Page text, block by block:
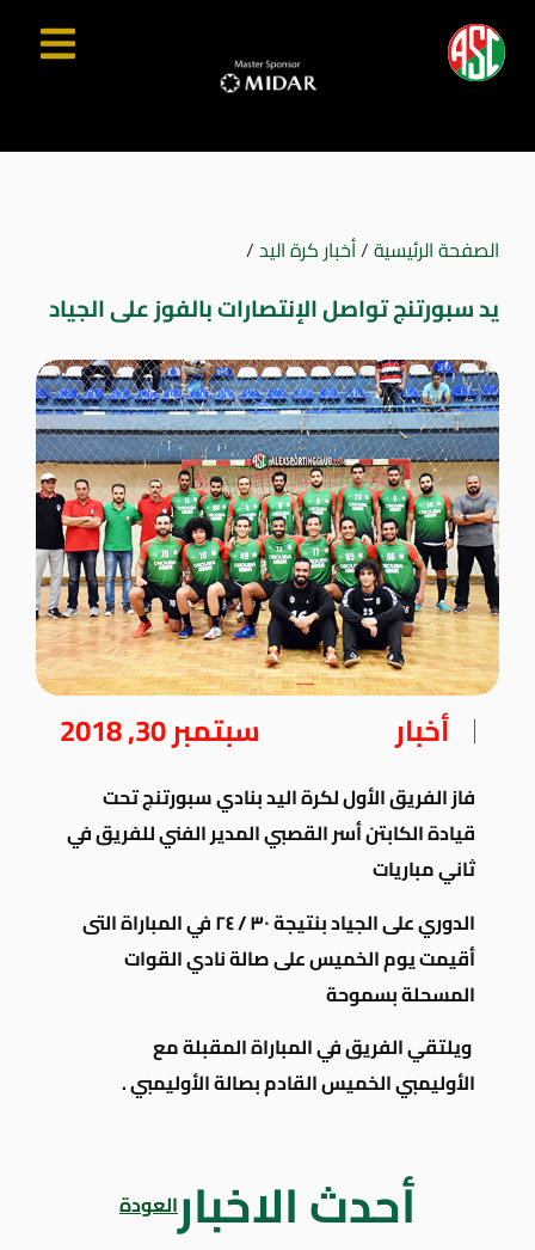
الصفحة الرئيسية/أخبار كرة اليد/
يد سبورتنج تواصل الإنتصارات بالفوز على الجياد
أخبار سبتمبر 30, 2018
فاز الفريق الأول لكرة اليد بنادي سبورتنج تحت
قيادة الكابتن أسر القصبي المدير الفني للفريق في
ثاني مباريات
الدوري على الجياد بنتيجة ٣٠ / ٢٤ في المباراة التى
أقيمت يوم الخميس على صالة نادي القوات
المسحلة بسموحة
ويلتقيالفريق في المباراة المقبلة مع
الأوليمبي الخميس القادم بصالة الأوليمبي .
أحدث الاخبارالعودة